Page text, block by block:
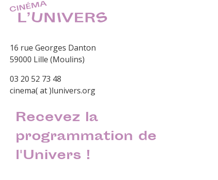
16 rue Georges Danton
59000 Lille (Moulins)
03 20 52 73 48
cinema( at )lunivers.org
Recevez la
programmation de
l'Univers !